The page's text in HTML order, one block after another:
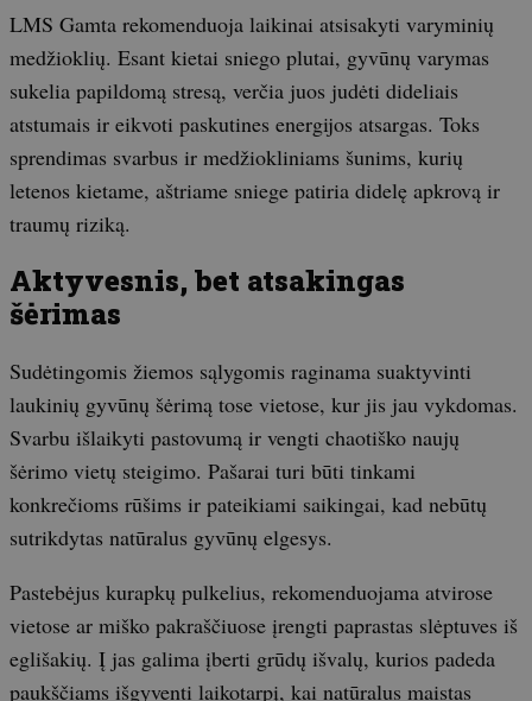
LMS Gamta rekomenduoja laikinai atsisakyti varyminių
medžioklių. Esant kietai sniego plutai, gyvūnų varymas
sukelia papildomą stresą, verčia juos judėti dideliais
atstumais ir eikvoti paskutines energijos atsargas. Toks
sprendimas svarbus ir medžiokliniams šunims, kurių
letenos kietame, aštriame sniege patiria didelę apkrovą ir
traumų riziką.
Aktyvesnis, bet atsakingas
šėrimas
Sudėtingomis žiemos sąlygomis raginama suaktyvinti
laukinių gyvūnų šėrimą tose vietose, kur jis jau vykdomas.
Svarbu išlaikyti pastovumą ir vengti chaotiško naujų
šėrimo vietų steigimo. Pašarai turi būti tinkami
konkrečioms rūšims ir pateikiami saikingai, kad nebūtų
sutrikdytas natūralus gyvūnų elgesys.
Pastebėjus kurapkų pulkelius, rekomenduojama atvirose
vietose ar miško pakraščiuose įrengti paprastas slėptuves iš
eglišakių. Į jas galima įberti grūdų išvalų, kurios padeda
paukščiams išgyventi laikotarpį, kai natūralus maistas